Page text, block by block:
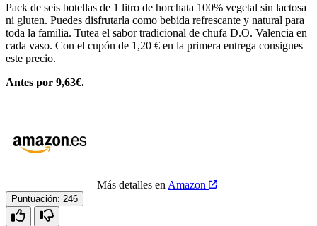
Pack de seis botellas de 1 litro de horchata 100% vegetal sin lactosa
ni gluten. Puedes disfrutarla como bebida refrescante y natural para
toda la familia. Tutea el sabor tradicional de chufa D.O. Valencia en
cada vaso. Con el cupón de 1,20 € en la primera entrega consigues
este precio.
Antes por 9,63€.
Más detalles en Amazon
Puntuación: 246